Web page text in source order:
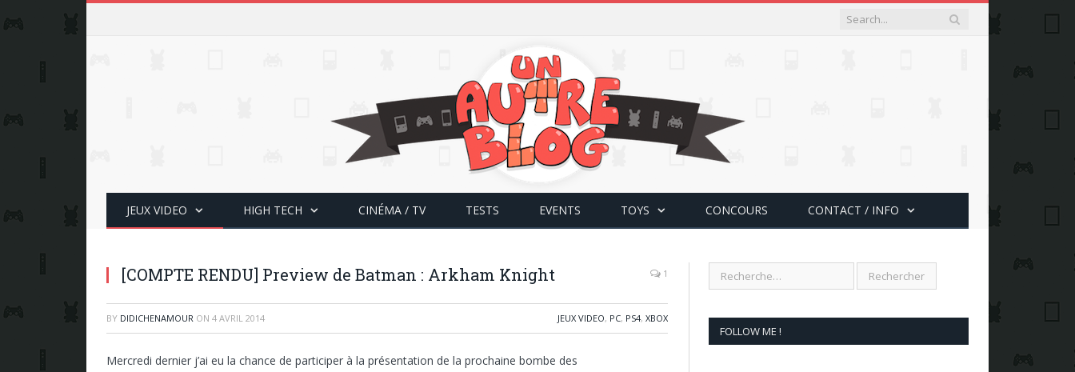
JEUX VIDEO HIGH TECH CINÉMA / TV TESTS EVENTS TOYS CONCOURS CONTACT / INFO
[COMPTE RENDU] Preview de Batman : Arkham Knight 1
BY DIDICHENAMOUR ON 4 AVRIL 2014 JEUX VIDEO, PC, PS4, XBOX
Mercredi dernier j’ai eu la chance de participer à la présentation de la prochaine bombe des
FOLLOW ME !